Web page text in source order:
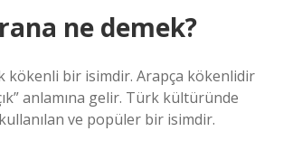
ne demek?
kökenli bir isimdir. Arapça kökenlidir
anlamına gelir. Türk kültüründe
ve popüler bir isimdir.